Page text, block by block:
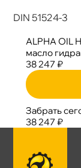
DIN 51524-3
ALPHA OIL
масло
38 247 ₽
Забрать
38 247 ₽